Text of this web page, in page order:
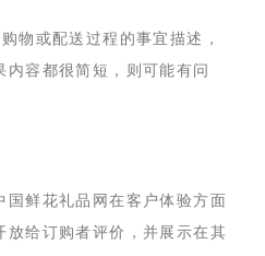
物或配送过程的事宜描述，
内容都很简短，则可能有问
国鲜花礼品网在客户体验方面
放给订购者评价，并展示在其